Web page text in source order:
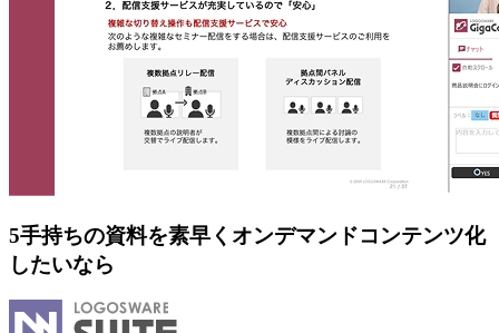
5手持ちの資料を素早くオンデマンドコンテンツ化
したいなら